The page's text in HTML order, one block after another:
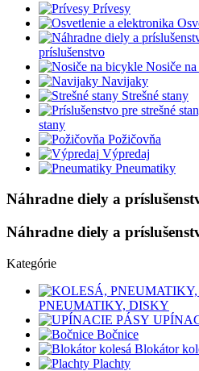
Prívesy
príslušenstvo
Nosiče
Navijaky
Strešné stany
stany
Požičovňa
Výpredaj
Pneumatiky
Náhradne diely a
Náhradne diely a
Kategórie
PNEUMATIKY, DISKY
Bočnice
Blokátor
Plachty